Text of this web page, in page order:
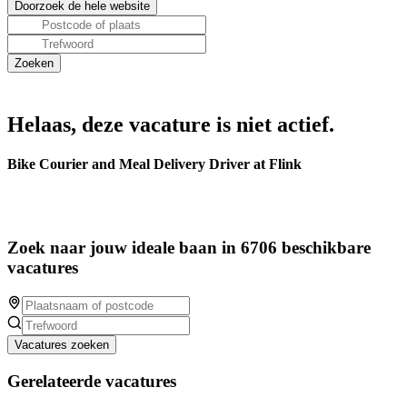
Helaas, deze vacature is niet actief.
Bike Courier and Meal Delivery Driver at Flink
Zoek naar jouw ideale baan in 6706 beschikbare
vacatures
Vacatures zoeken
Gerelateerde vacatures